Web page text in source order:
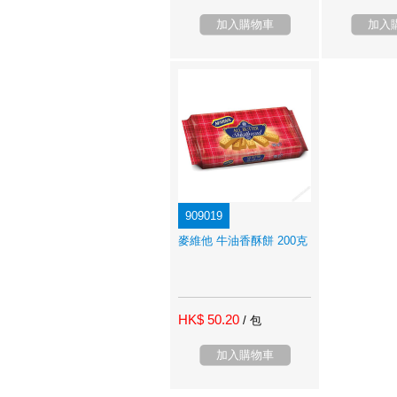
加入購物車 加入
909019
麥維他 牛油香酥餅 200克
HK$ 50.20 / 包
加入購物車